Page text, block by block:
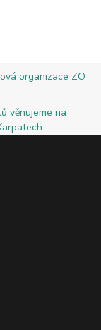
organizace ZO
věnujeme na